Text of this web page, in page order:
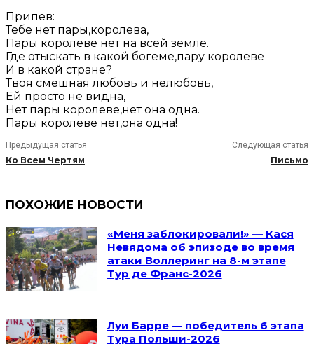
Припев:
Тебе нет пары,королева,
Пары королеве нет на всей земле.
Где отыскать в какой богеме,пару королеве
И в какой стране?
Твоя смешная любовь и нелюбовь,
Ей просто не видна,
Нет пары королеве,нет она одна.
Пары королеве нет,она одна!
Предыдущая статья
Ко Всем Чертям
Следующая статья
Письмо
ПОХОЖИЕ НОВОСТИ
«Меня заблокировали!» — Кася
Невядома об эпизоде во время
атаки Воллеринг на 8-м этапе
Тур де Франс-2026
Луи Барре — победитель 6 этапа
Тура Польши-2026